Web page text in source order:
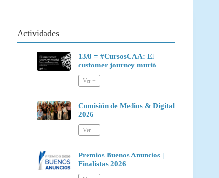
Actividades
13/8 = #CursosCAA: El
customer journey murió
Comisión de Medios & Digital
2026
Premios Buenos Anuncios |
Finalistas 2026